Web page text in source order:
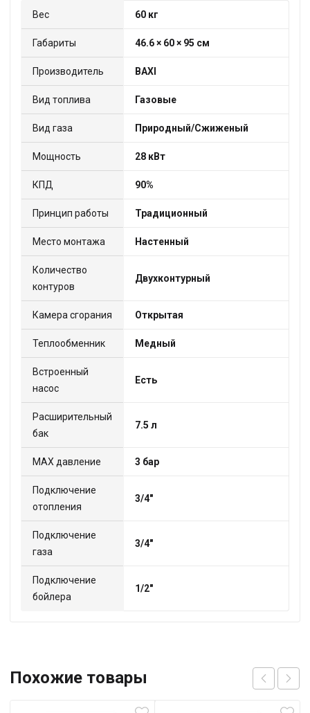
Вес 60 кг
Габариты 46.6 × 60 × 95 см
Производитель BAXI
Вид топлива Газовые
Вид газа Природный/Сжиженый
Мощность 28 кВт
КПД 90%
Принцип работы Традиционный
Место монтажа Настенный
Количество
контуров
Двухконтурный
Камера сгорания Открытая
Теплообменник Медный
Встроенный
насос
Есть
Расширительный
бак
7.5 л
МАХ давление 3 бар
Подключение
отопления
3/4"
Подключение
газа
3/4"
Подключение
бойлера
1/2"
Похожие товары